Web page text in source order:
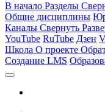
В начало Разделы
Общие дисциплины
Каналы Свернуть
YouTube RuTube Дзен
Школа О проекте
Создание LMS